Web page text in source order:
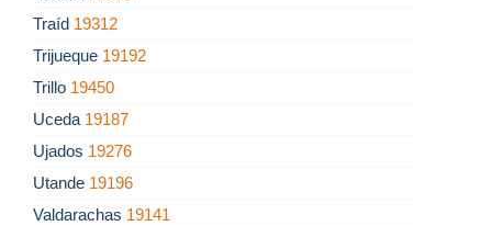
Traíd 19312
Trijueque 19192
Trillo 19450
Uceda 19187
Ujados 19276
Utande 19196
Valdarachas 19141